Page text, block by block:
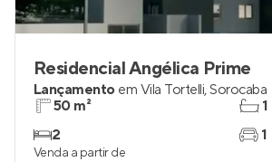
Residencial Angélica Prime
Lançamento em Vila Tortelli,Sorocaba
50 m²
2
1
1
Venda a partir de